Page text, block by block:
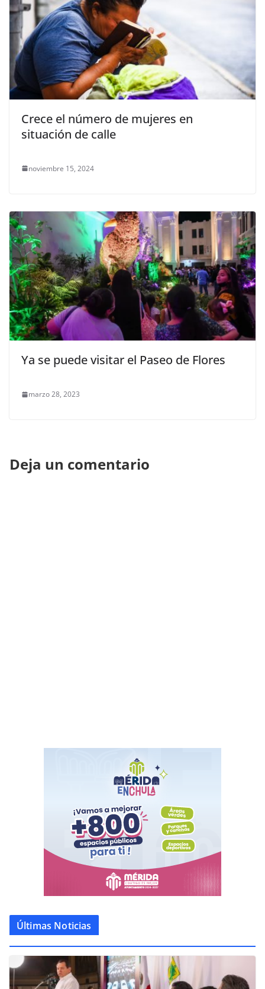
Crece el número de mujeres en
situación de calle
noviembre 15, 2024
Ya se puede visitar el Paseo de Flores
marzo 28, 2023
Deja un comentario
Últimas Noticias